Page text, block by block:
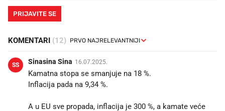
PRIJAVITE SE
KOMENTARI (12)
SS Sinasina Sina 16.07.2025.
Kamatna stopa se smanjuje na 18 %.
Inflacija pada na 9,34 %.
A u EU sve propada, inflacija je 300 %, a kamate veće